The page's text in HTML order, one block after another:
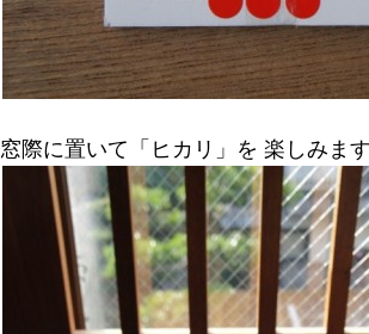
窓際に置いて「ヒカリ」を 楽しみま